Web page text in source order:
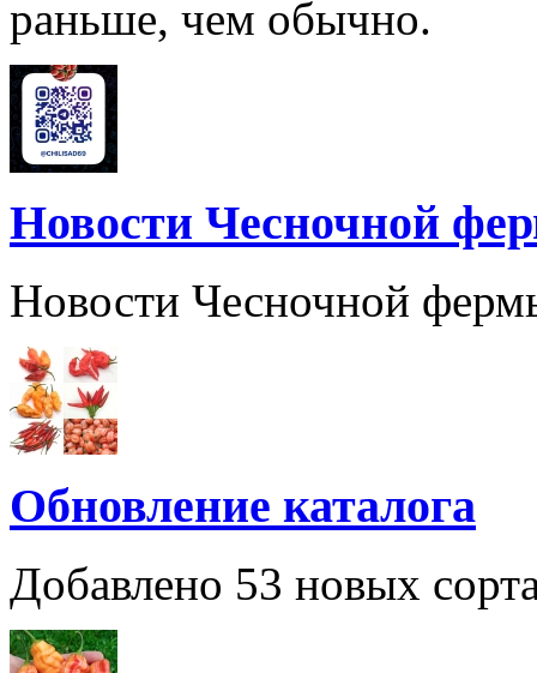
раньше, чем обычно.
Новости Чесночной
Новости Чесночной
Обновление каталога
Добавлено 53 новых